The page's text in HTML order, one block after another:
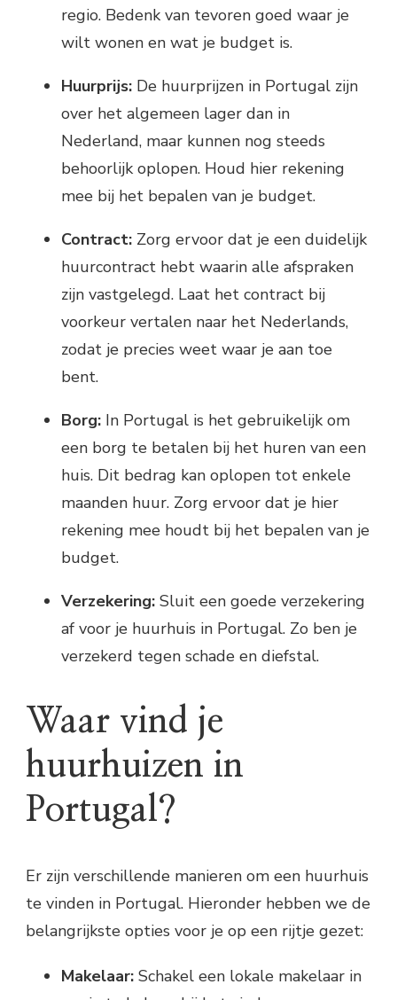
regio. Bedenk van tevoren goed waar je
wilt wonen en wat je budget is.
Huurprijs: De huurprijzen in Portugal zijn
over het algemeen lager dan in
Nederland, maar kunnen nog steeds
behoorlijk oplopen. Houd hier rekening
mee bij het bepalen van je budget.
Contract: Zorg ervoor dat je een duidelijk
huurcontract hebt waarin alle afspraken
zijn vastgelegd. Laat het contract bij
voorkeur vertalen naar het Nederlands,
zodat je precies weet waar je aan toe
bent.
Borg: In Portugal is het gebruikelijk om
een borg te betalen bij het huren van een
huis. Dit bedrag kan oplopen tot enkele
maanden huur. Zorg ervoor dat je hier
rekening mee houdt bij het bepalen van je
budget.
Verzekering: Sluit een goede verzekering
af voor je huurhuis in Portugal. Zo ben je
verzekerd tegen schade en diefstal.
Waar vind je
huurhuizen in
Portugal?
Er zijn verschillende manieren om een huurhuis
te vinden in Portugal. Hieronder hebben we de
belangrijkste opties voor je op een rijtje gezet:
Makelaar: Schakel een lokale makelaar in